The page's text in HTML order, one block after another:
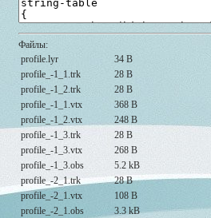
Файлы:
profile.lyr
34 B
profile_-1_1.trk
28 B
profile_-1_2.trk
28 B
profile_-1_1.vtx
368 B
profile_-1_2.vtx
248 B
profile_-1_3.trk
28 B
profile_-1_3.vtx
268 B
profile_-1_3.obs
5.2 kB
profile_-2_1.trk
28 B
profile_-2_1.vtx
108 B
profile_-2_1.obs
3.3 kB